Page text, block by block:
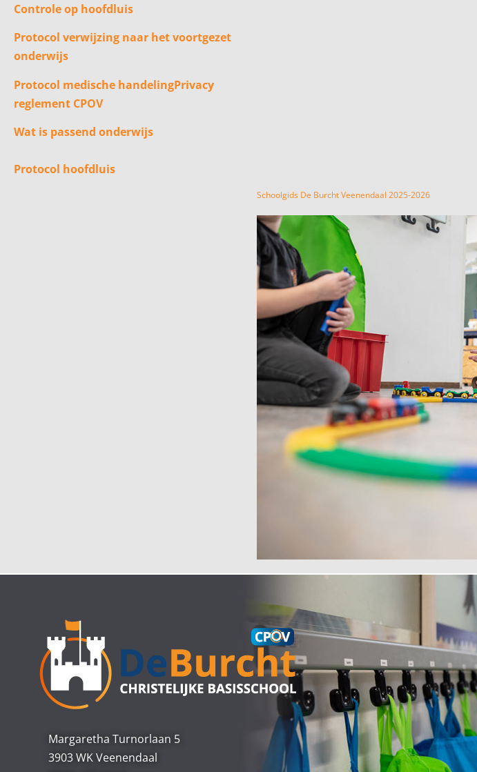
Controle op hoofdluis
Protocol verwijzing naar het voortgezet
onderwijs
Protocol medische handelingPrivacy
reglement CPOV
Wat is passend onderwijs
Protocol hoofdluis
Schoolgids De Burcht Veenendaal 2025-2026
Margaretha Turnorlaan 5
3903 WK Veenendaal